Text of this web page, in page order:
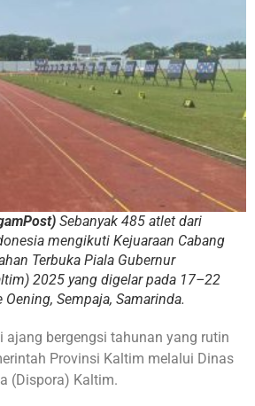
Sebanyak 485 atlet dari
mengikuti Kejuaraan Cabang
Terbuka Piala Gubernur
2025 yang digelar pada 17–22
Sempaja, Samarinda.
ajang bergengsi tahunan yang rutin
Provinsi Kaltim melalui Dinas
(Dispora) Kaltim.